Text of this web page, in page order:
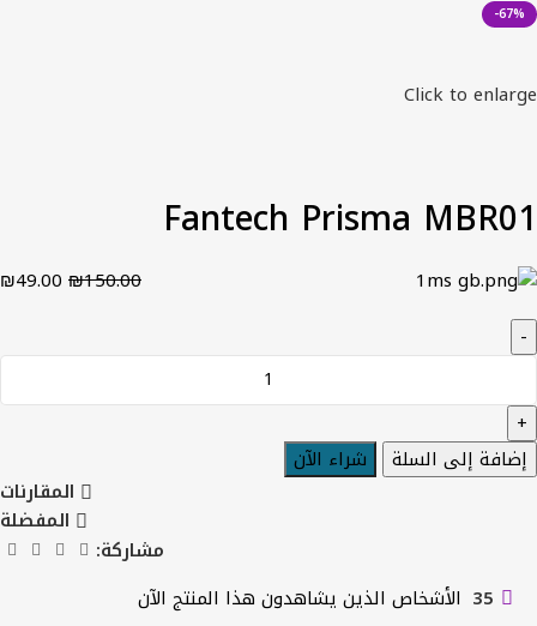
-67%
Click to enlarge
Fantech Prisma MBR01
₪150.00
₪49.00
إضافة إلى السلة
شراء الآن
المقارنات
المفضلة
مشاركة:
35 الأشخاص الذين يشاهدون هذا المنتج الآن